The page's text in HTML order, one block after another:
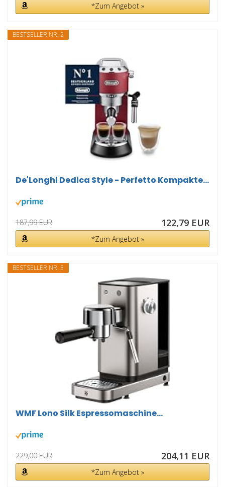
*Zum Angebot »
BESTSELLER NR. 2
De'Longhi Dedica Style - Perfetto Kompakte...
187,99 EUR 122,79 EUR
*Zum Angebot »
BESTSELLER NR. 3
WMF Lono Silk Espressomaschine...
229,00 EUR 204,11 EUR
*Zum Angebot »